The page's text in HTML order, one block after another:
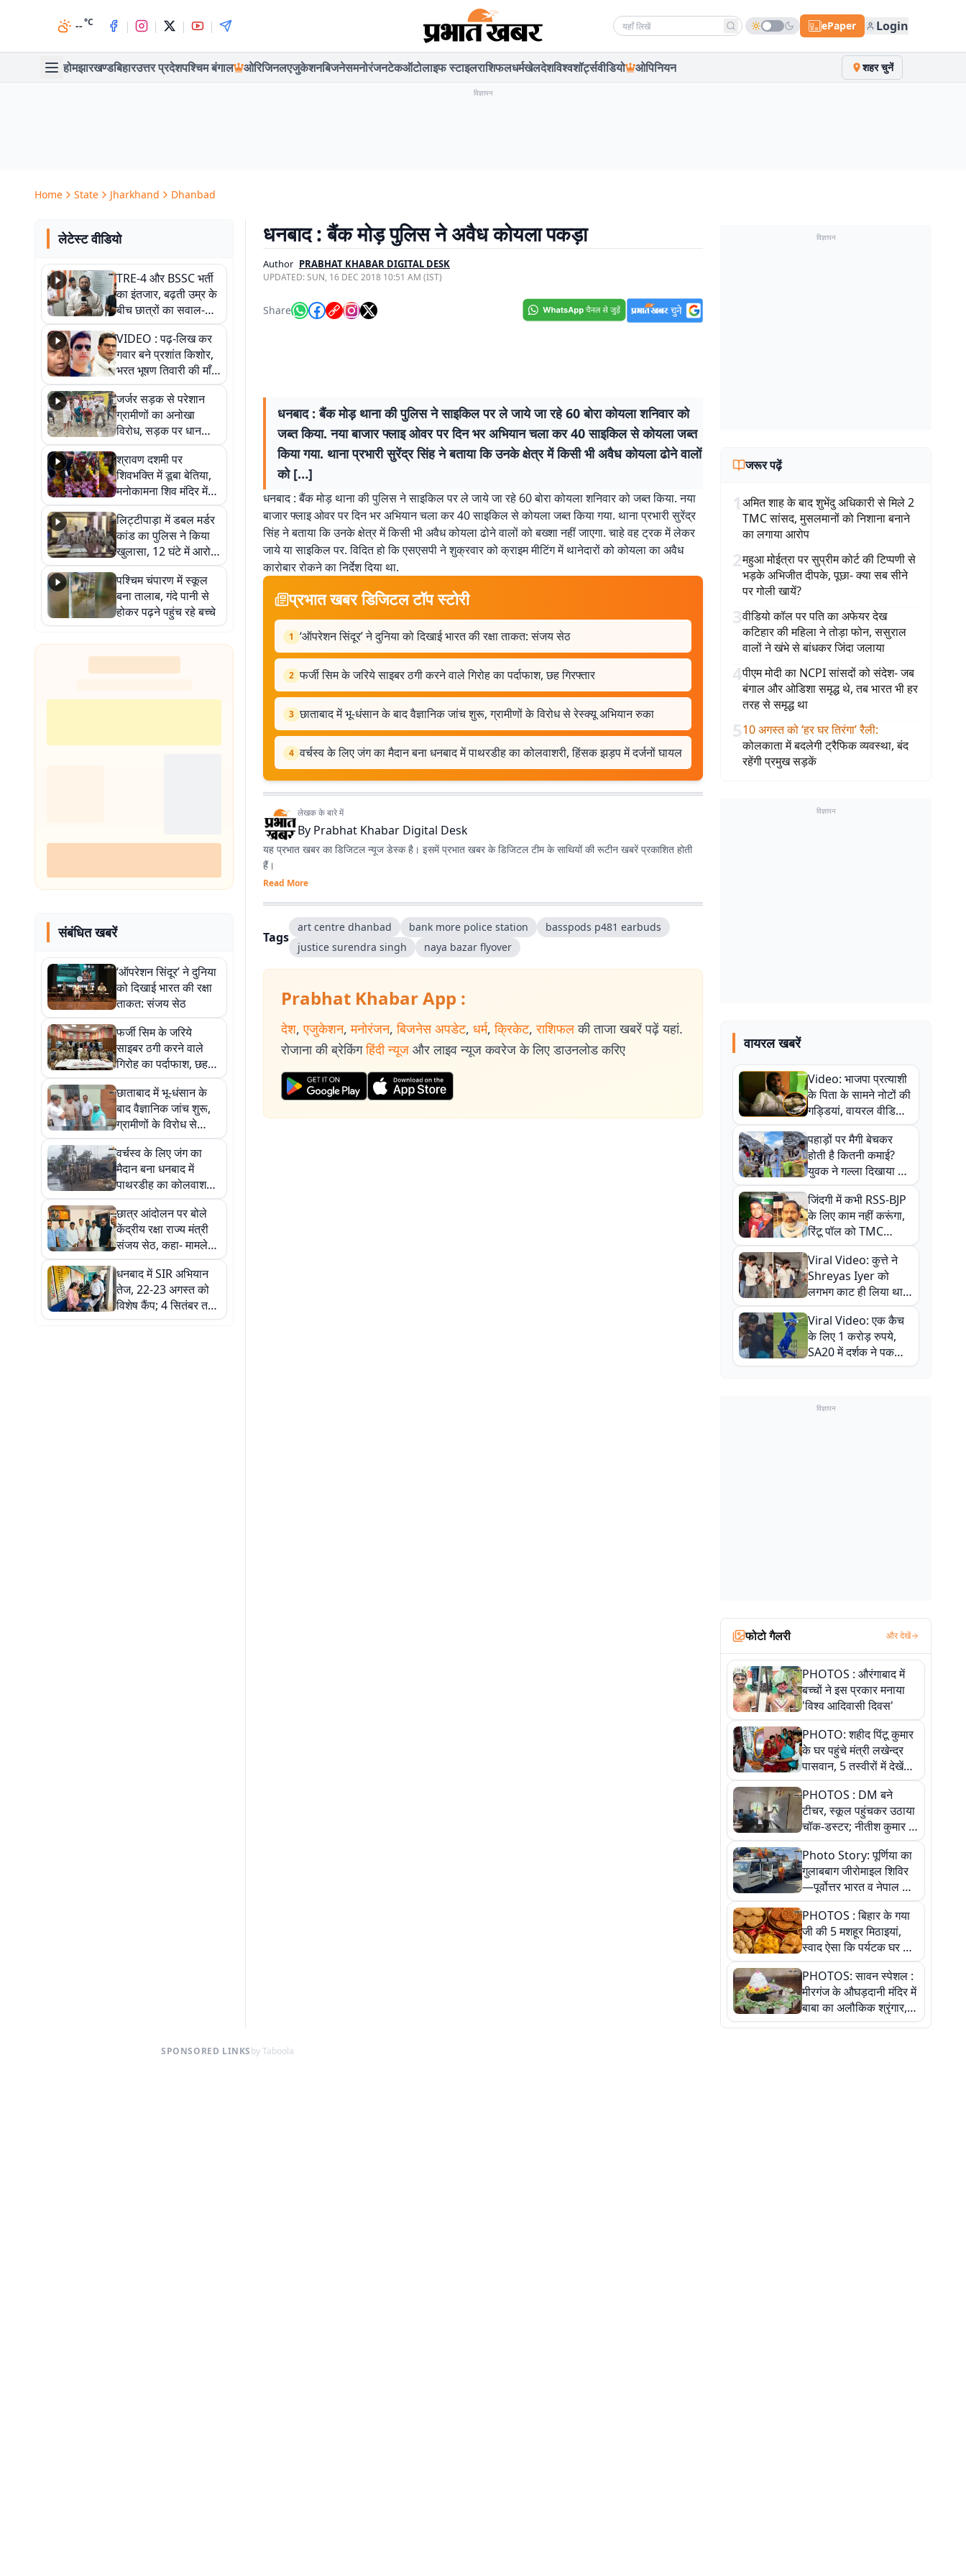
--°C | | | | Search news ePaper Login
होमझारखण्डबिहारउत्तर प्रदेशपश्चिम बंगाल ओरिजिनलएजुकेशनबिजनेसमनोरंजनटेकऑटोलाइफ स्टाइलराशिफलधर्मखेलदेशविश्वशॉर्ट्सवीडियो ओपिनियन शहर चुनें
विज्ञापन
Home State Jharkhand Dhanbad
लेटेस्ट वीडियो
TRE-4 और BSSC भर्ती
का इंतजार, बढ़ती उम्र के
बीच छात्रों का सवाल-
आखिर कब आएगी बहाली?
देखें वीडियो
VIDEO : पढ़-लिख कर
गवार बने प्रशांत किशोर,
भरत भूषण तिवारी की माँ ने
कहा नहीं थी उम्मीद, बेटा
था तो किसी को बोलने की
नहीं थी हिम्मत
जर्जर सड़क से परेशान
ग्रामीणों का अनोखा
विरोध, सड़क पर धान
रोपकर और खाद डालकर
जताया आक्रोश
श्रावण दशमी पर
शिवभक्ति में डूबा बेतिया,
मनोकामना शिव मंदिर में
हुआ भव्य श्रृंगार
लिट्टीपाड़ा में डबल मर्डर
कांड का पुलिस ने किया
खुलासा, 12 घंटे में आरोपी
गिरफ्तार
पश्चिम चंपारण में स्कूल
बना तालाब, गंदे पानी से
होकर पढ़ने पहुंच रहे बच्चे
संबंधित खबरें
‘ऑपरेशन सिंदूर’ ने दुनिया
को दिखाई भारत की रक्षा
ताकत: संजय सेठ
फर्जी सिम के जरिये
साइबर ठगी करने वाले
गिरोह का पर्दाफाश, छह
गिरफ्तार
छाताबाद में भू-धंसान के
बाद वैज्ञानिक जांच शुरू,
ग्रामीणों के विरोध से
रेस्क्यू अभियान रुका
वर्चस्व के लिए जंग का
मैदान बना धनबाद में
पाथरडीह का कोलवाशरी,
हिंसक झड़प में दर्जनों
घायल
छात्र आंदोलन पर बोले
केंद्रीय रक्षा राज्य मंत्री
संजय सेठ, कहा- मामले
की हो सीबीआई जांच
धनबाद में SIR अभियान
तेज, 22-23 अगस्त को
विशेष कैंप; 4 सितंबर तक
दर्ज करा सकेंगे दावा-
धनबाद : बैंक मोड़ पुलिस ने अवैध कोयला पकड़ा
Author PRABHAT KHABAR DIGITAL DESK
UPDATED:SUN, 16 DEC 2018 10:51 AM (IST)
Share
धनबाद : बैंक मोड़ थाना की पुलिस ने साइकिल पर ले जाये जा रहे 60 बोरा कोयला शनिवार को
जब्त किया. नया बाजार फ्लाइ ओवर पर दिन भर अभियान चला कर 40 साइकिल से कोयला जब्त
किया गया. थाना प्रभारी सुरेंद्र सिंह ने बताया कि उनके क्षेत्र में किसी भी अवैध कोयला ढोने वालों
को […]
धनबाद : बैंक मोड़ थाना की पुलिस ने साइकिल पर ले जाये जा रहे 60 बोरा कोयला शनिवार को जब्त किया. नया
बाजार फ्लाइ ओवर पर दिन भर अभियान चला कर 40 साइकिल से कोयला जब्त किया गया. थाना प्रभारी सुरेंद्र
सिंह ने बताया कि उनके क्षेत्र में किसी भी अवैध कोयला ढोने वालों को बख्शा नहीं जाएगा. चाहे वह ट्रक में लेकर
जाये या साइकिल पर. विदित हो कि एसएसपी ने शुक्रवार को क्राइम मीटिंग में थानेदारों को कोयला का अवैध
कारोबार रोकने का निर्देश दिया था.
प्रभात खबर डिजिटल टॉप स्टोरी
1 ‘ऑपरेशन सिंदूर’ ने दुनिया को दिखाई भारत की रक्षा ताकत: संजय सेठ
2 फर्जी सिम के जरिये साइबर ठगी करने वाले गिरोह का पर्दाफाश, छह गिरफ्तार
3 छाताबाद में भू-धंसान के बाद वैज्ञानिक जांच शुरू, ग्रामीणों के विरोध से रेस्क्यू अभियान रुका
4 वर्चस्व के लिए जंग का मैदान बना धनबाद में पाथरडीह का कोलवाशरी, हिंसक झड़प में दर्जनों घायल
लेखक के बारे में
By Prabhat Khabar Digital Desk
यह प्रभात खबर का डिजिटल न्यूज डेस्क है। इसमें प्रभात खबर के डिजिटल टीम के साथियों की रूटीन खबरें प्रकाशित होती
हैं।
Read More
Tags
art centre dhanbad bank more police station
basspods p481 earbuds
justice surendra singh
naya bazar flyover
Prabhat Khabar App :
देश, एजुकेशन, मनोरंजन, बिजनेस अपडेट, धर्म, क्रिकेट, राशिफल की ताजा खबरें पढ़ें यहां.
रोजाना की ब्रेकिंग हिंदी न्यूज और लाइव न्यूज कवरेज के लिए डाउनलोड करिए
विज्ञापन
जरूर पढ़ें
1अमित शाह के बाद शुभेंदु अधिकारी से मिले 2
TMC सांसद, मुसलमानों को निशाना बनाने
का लगाया आरोप
2महुआ मोईत्रा पर सुप्रीम कोर्ट की टिप्पणी से
भड़के अभिजीत दीपके, पूछा- क्या सब सीने
पर गोली खायें?
3वीडियो कॉल पर पति का अफेयर देख
कटिहार की महिला ने तोड़ा फोन, ससुराल
वालों ने खंभे से बांधकर जिंदा जलाया
4पीएम मोदी का NCPI सांसदों को संदेश- जब
बंगाल और ओडिशा समृद्ध थे, तब भारत भी हर
तरह से समृद्ध था
510 अगस्त को ‘हर घर तिरंगा’ रैली:
कोलकाता में बदलेगी ट्रैफिक व्यवस्था, बंद
रहेंगी प्रमुख सड़कें
विज्ञापन
वायरल खबरें
Video: भाजपा प्रत्याशी
के पिता के सामने नोटों की
गड्डियां, वायरल वीडियो
से राजनीति में उबाल,
अजित महतो बोले- TMC
की गंदी चाल
पहाड़ों पर मैगी बेचकर
होती है कितनी कमाई?
युवक ने गल्ला दिखाया तो
नौकरी वालों के खड़े हो गए
कान
जिंदगी में कभी RSS-BJP
के लिए काम नहीं करूंगा,
रिंटू पॉल को TMC
ऑफिस में ले जाकर पीटा,
Video वायरल
Viral Video: कुत्ते ने
Shreyas Iyer को
लगभग काट ही लिया था,
न्यूजीलैंड सीरीज से पहले
बाल-बाल बचे
Viral Video: एक कैच
के लिए 1 करोड़ रुपये,
SA20 में दर्शक ने पकड़ा
एक हाथ से गजब का कैच
विज्ञापन
फोटो गैलरी और देखें
PHOTOS : औरंगाबाद में
बच्चों ने इस प्रकार मनाया
'विश्व आदिवासी दिवस'
PHOTO: शहीद पिंटू कुमार
के घर पहुंचे मंत्री लखेन्द्र
पासवान, 5 तस्वीरों में देखें
उस भावुक पल की पूरी
कहानी
PHOTOS : DM बने
टीचर, स्कूल पहुंचकर उठाया
चॉक-डस्टर; नीतीश कुमार के
इस चहेते अधिकारी को
जानिए
Photo Story: पूर्णिया का
गुलाबबाग जीरोमाइल शिविर
—पूर्वोत्तर भारत व नेपाल के
कांवरियों का प्रमुख सेवा धाम
PHOTOS : बिहार के गया
जी की 5 मशहूर मिठाइयां,
स्वाद ऐसा कि पर्यटक घर ले
जाना नहीं भूलते, तस्वीरों में
देखें
PHOTOS: सावन स्पेशल :
मीरगंज के औघड़दानी मंदिर में
बाबा का अलौकिक श्रृंगार,
तस्वीरों में देखें महादेव के कई
SPONSORED LINKSby Taboola